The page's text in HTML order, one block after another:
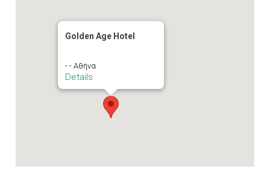
Golden Age Hotel
- - Αθήνα
Details